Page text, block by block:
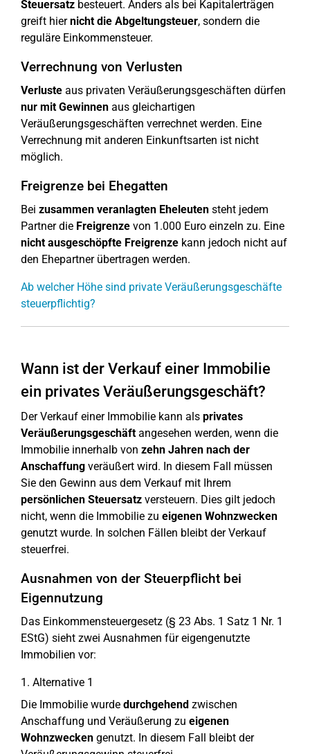
Steuersatz besteuert. Anders als bei Kapitalerträgen
greift hiernicht die Abgeltungsteuer, sondern die
reguläre Einkommensteuer.
Verrechnung von Verlusten
Verluste aus privaten Veräußerungsgeschäften dürfen
nur mit Gewinnen aus gleichartigen
Veräußerungsgeschäften verrechnet werden. Eine
Verrechnung mit anderen Einkunftsarten ist nicht
möglich.
Freigrenze bei Ehegatten
Bei zusammen veranlagten Eheleuten steht jedem
Partner die Freigrenze von 1.000 Euro einzeln zu. Eine
nicht ausgeschöpfte Freigrenze kann jedoch nicht auf
den Ehepartner übertragen werden.
Ab welcher Höhe sind private Veräußerungsgeschäfte
steuerpflichtig?
Wann ist der Verkauf einer Immobilie
ein privates Veräußerungsgeschäft?
Der Verkauf einer Immobilie kann als privates
Veräußerungsgeschäftangesehen werden, wenn die
Immobilie innerhalb von zehn Jahren nach der
Anschaffung veräußert wird. In diesem Fall müssen
Sie den Gewinn aus dem Verkauf mit Ihrem
persönlichen Steuersatz versteuern. Dies gilt jedoch
nicht, wenn die Immobilie zu eigenen Wohnzwecken
genutzt wurde. In solchen Fällen bleibt der Verkauf
steuerfrei.
Ausnahmen von der Steuerpflicht bei
Eigennutzung
Das Einkommensteuergesetz (§ 23 Abs. 1 Satz 1 Nr. 1
EStG) sieht zwei Ausnahmen für eigengenutzte
Immobilien vor:
1. Alternative 1
Die Immobilie wurde durchgehend zwischen
Anschaffung und Veräußerung zu eigenen
Wohnzwecken genutzt. In diesem Fall bleibt der